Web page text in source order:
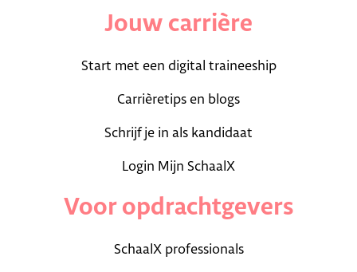
Jouw carrière
Start met een digital traineeship
Carrièretips en blogs
Schrijf je in als kandidaat
Login Mijn SchaalX
Voor opdrachtgevers
SchaalX professionals